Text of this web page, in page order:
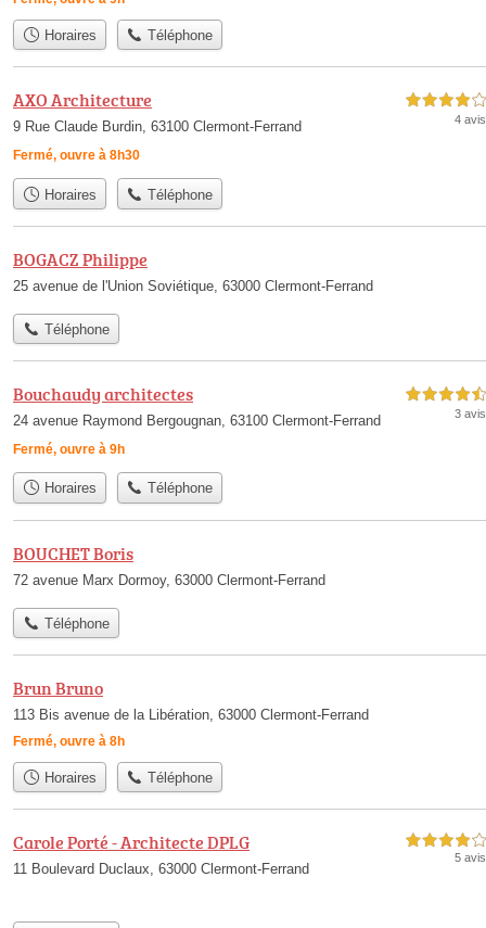
Horaires Téléphone
AXO Architecture
9 Rue Claude Burdin, 63100 Clermont-Ferrand
Fermé, ouvre à 8h30
4,0 étoiles sur 5
4 avis
Horaires Téléphone
BOGACZ Philippe
25 avenue de l'Union Soviétique, 63000 Clermont-Ferrand
Téléphone
Bouchaudy architectes
24 avenue Raymond Bergougnan, 63100 Clermont-Ferrand
Fermé, ouvre à 9h
4,5 étoiles sur 5
3 avis
Horaires Téléphone
BOUCHET Boris
72 avenue Marx Dormoy, 63000 Clermont-Ferrand
Téléphone
Brun Bruno
113 Bis avenue de la Libération, 63000 Clermont-Ferrand
Fermé, ouvre à 8h
Horaires Téléphone
Carole Porté - Architecte DPLG
11 Boulevard Duclaux, 63000 Clermont-Ferrand
4,0 étoiles sur 5
5 avis